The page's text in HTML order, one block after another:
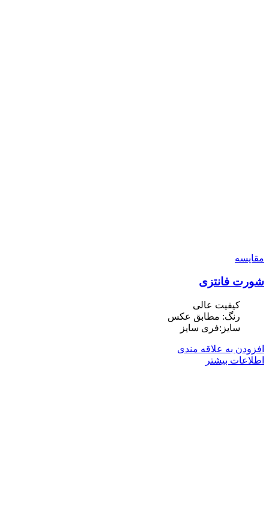
مقایسه
شورت فانتزی
کیفیت عالی
رنگ: مطابق عکس
سایز:فری سایز
افزودن به علاقه مندی
اطلاعات بیشتر